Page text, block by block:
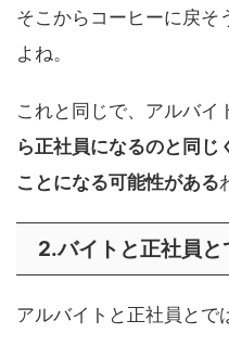
そこからコーヒーに戻そ
よね。
これと同じで、アルバイ
ら正社員になるのと同じ
ことになる可能性がある
2.バイトと正社員
アルバイトと正社員とで